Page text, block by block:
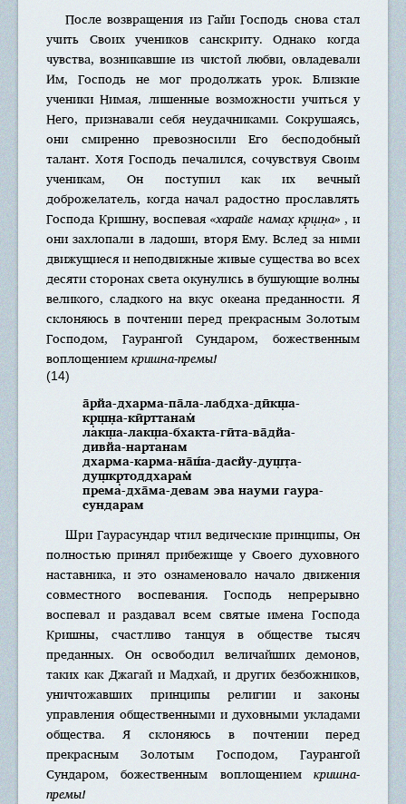
После возвращения из Гайи Господь снова стал
учить Своих учеников санскриту. Однако когда
чувства, возникавшие из чистой любви, овладевали
Им, Господь не мог продолжать урок. Близкие
ученики Нимая, лишенные возможности учиться у
Него, признавали себя неудачниками. Сокрушаясь,
они смиренно превозносили Его бесподобный
талант. Хотя Господь печалился, сочувствуя Своим
ученикам, Он поступил как их вечный
доброжелатель, когда начал радостно прославлять
Господа Кришну, воспевая«харайе намах̣ кр̣ш̣н̣а» , и
они захлопали в ладоши, вторя Ему. Вслед за ними
движущиеся и неподвижные живые существа во всех
десяти сторонах света окунулись в бушующие волны
великого, сладкого на вкус океана преданности. Я
склоняюсь в почтении перед прекрасным Золотым
Господом, Гаурангой Сундаром, божественным
воплощениемкришна-премы!
(14)
а̄рйа-дхарма-па̄ла-лабдха-дӣкш̣а-
кр̣ш̣н̣а-кӣрттанам̇
лакш̣а-лакш̣а-бхакта-гӣта-ва̄дйа-
дивйа-нартанам
дхарма-карма-на̄ш́а-дасйу-душ̣т̣а-
душ̣кр̣тоддхарам̇
према-дха̄ма-девам эва науми гаура-
сундарам
Шри Гаурасундар чтил ведические принципы, Он
полностью принял прибежище у Своего духовного
наставника, и это ознаменовало начало движения
совместного воспевания. Господь непрерывно
воспевал и раздавал всем святые имена Господа
Кришны, счастливо танцуя в обществе тысяч
преданных. Он освободил величайших демонов,
таких как Джагай и Мадхай, и других безбожников,
уничтожавших принципы религии и законы
управления общественными и духовными укладами
общества. Я склоняюсь в почтении перед
прекрасным Золотым Господом, Гаурангой
Сундаром, божественным воплощением кришна-
премы!